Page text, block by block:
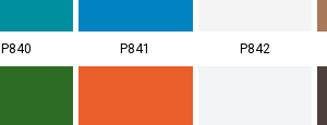
P840 P841 P842